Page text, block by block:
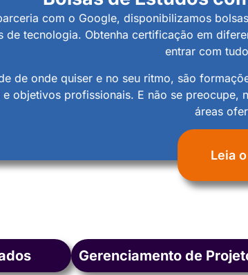
com o Google, disponibilizamos
de tecnologia. Obtenha certificação em
entrar com
de onde quiser e no seu ritmo, são
objetivos profissionais. E não se preocupe,
áreas
Leia
Gerenciamento de